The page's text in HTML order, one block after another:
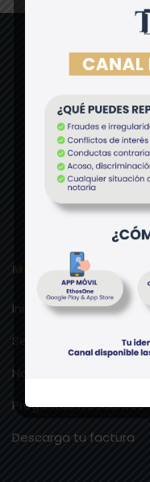
Mapa de Sitio
Inicio
Servicios Protocolares
Noticias
Preguntas frecuentes
Descarga tu factura